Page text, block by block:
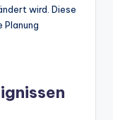
wird. Diese